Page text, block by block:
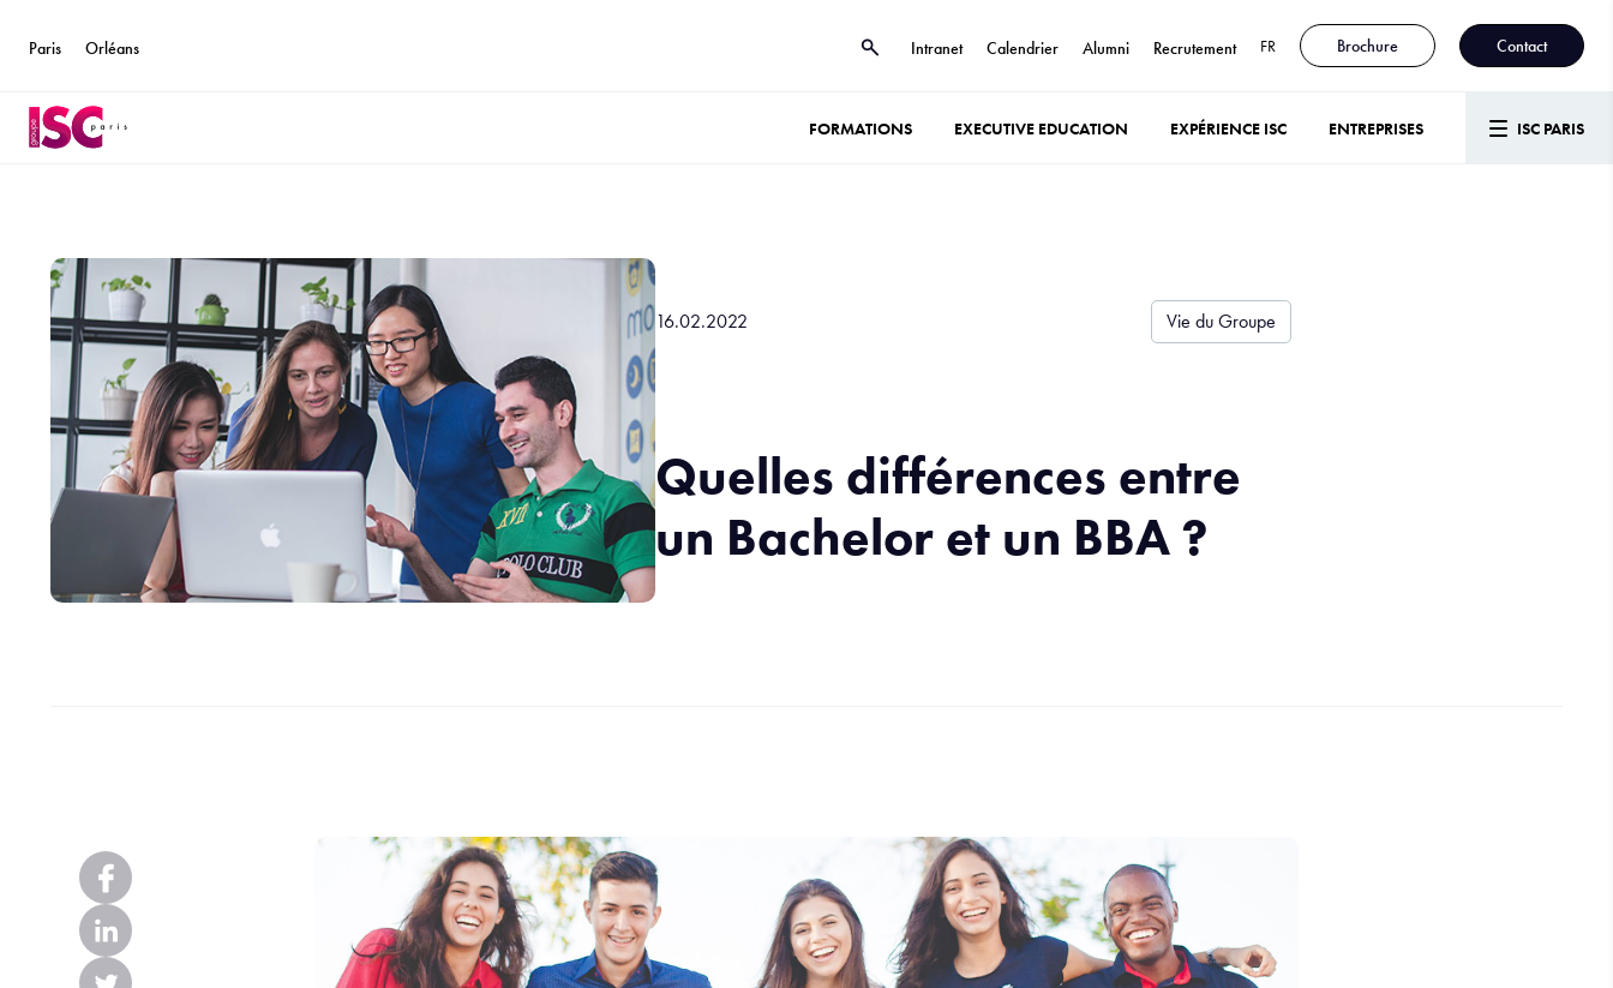
Paris Orléans Intranet Calendrier Alumni Recrutement FR Brochure Contact
FORMATIONS EXECUTIVE EDUCATION EXPÉRIENCE ISC ENTREPRISES ISC PARIS
16.02.2022 Vie du Groupe
Quelles différences entre
un Bachelor et un BBA ?